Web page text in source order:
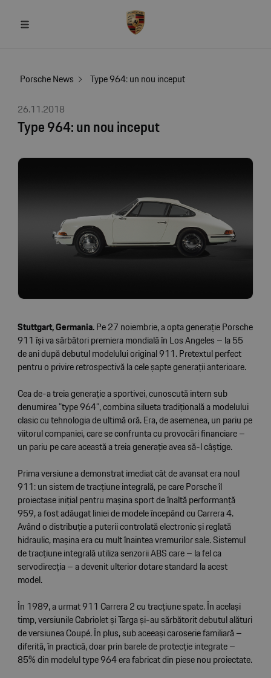
Porsche News
Type 964: un nou inceput
26.11.2018
Type 964: un nou inceput
Stuttgart, Germania.Pe 27 noiembrie, a opta generație Porsche
911 își va sărbători premiera mondială în Los Angeles – la 55
de ani după debutul modelului original 911. Pretextul perfect
pentru o privire retrospectivă la cele șapte generații anterioare.
Cea de-a treia generație a sportivei, cunoscută intern sub
denumirea ”type 964”, combina silueta tradițională a modelului
clasic cu tehnologia de ultimă oră. Era, de asemenea, un pariu pe
viitorul companiei, care se confrunta cu provocări financiare –
un pariu pe care această a treia generație avea să-l câștige.
Prima versiune a demonstrat imediat cât de avansat era noul
911: un sistem de tracțiune integrală, pe care Porsche îl
proiectase inițial pentru mașina sport de înaltă performanță
959, a fost adăugat liniei de modele începând cu Carrera 4.
Având o distribuție a puterii controlată electronic și reglată
hidraulic, mașina era cu mult înaintea vremurilor sale. Sistemul
de tracțiune integrală utiliza senzorii ABS care – la fel ca
servodirecția – a devenit ulterior dotare standard la acest
model.
În 1989, a urmat 911 Carrera 2 cu tracțiune spate. În același
timp, versiunile Cabriolet și Targa și-au sărbătorit debutul alături
de versiunea Coupé. În plus, sub aceeași caroserie familiară –
diferită, în practică, doar prin barele de protecție integrate –
85% din modelul type 964 era fabricat din piese nou proiectate.